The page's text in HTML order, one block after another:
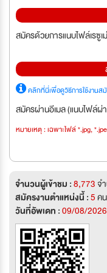
สมัครด้วยการแนบไฟล์เรซู
คลิกที่นี่เพื่อดูวิธีการใช้งานส
สมัครผ่านอีเมล (แนบไฟล์ผ่
หมายเหตุ : เฉพาะไฟล์ *.jpg,
จำนวนผู้เข้าชม :8,773จ
สมัครงานตำแหน่งนี้ :5คน
วันที่อัพเดท :09/08/2026